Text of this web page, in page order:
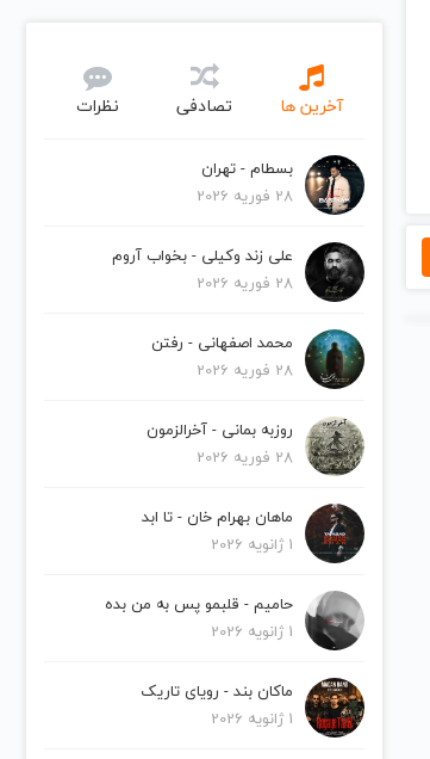
آخرین ها تصادفی نظرات
بسطام - تهران
28 فوریه 2026
علی زند وکیلی - بخواب آروم
28 فوریه 2026
محمد اصفهانی - رفتن
28 فوریه 2026
روزبه بمانی - آخرالزمون
28 فوریه 2026
ماهان بهرام خان - تا ابد
1 ژانویه 2026
حامیم - قلبمو پس به من بده
1 ژانویه 2026
ماکان بند - رویای تاریک
1 ژانویه 2026